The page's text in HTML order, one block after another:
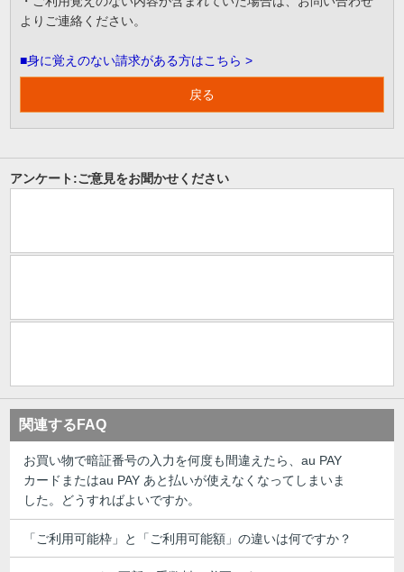
よりご連絡ください。
■身に覚えのない請求がある方はこちら >
戻る
アンケート:ご意見をお聞かせください
関連するFAQ
お買い物で暗証番号の入力を何度も間違えたら、au PAY
カードまたはau PAY あと払いが使えなくなってしまいま
した。どうすればよいですか。
「ご利用可能枠」と「ご利用可能額」の違いは何ですか？